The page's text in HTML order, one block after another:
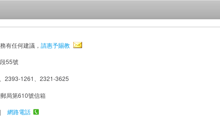
有任何建議， 請惠予賜教
55號
2393-1261、2321-3625
局第610號信箱
| 網路電話